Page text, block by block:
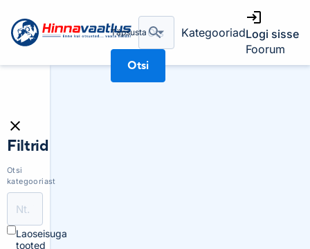
Täpsusta
Otsi
KategooriadLogi sisse
Foorum
Filtrid
Otsi
kategooriast
Laoseisuga
tooted